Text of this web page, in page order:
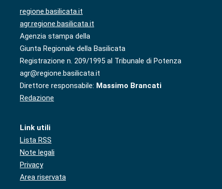
regione.basilicata.it
agr.regione.basilicata.it
Agenzia stampa della
Giunta Regionale della Basilicata
Registrazione n. 209/1995 al Tribunale di Potenza
agr@regione.basilicata.it
Direttore responsabile: Massimo Brancati
Redazione
Link utili
Lista RSS
Note legali
Privacy
Area riservata